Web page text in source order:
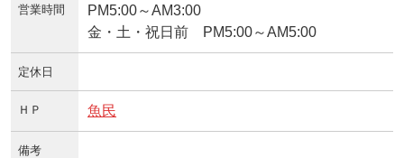
営業時間
PM5:00～AM3:00
金・土・祝日前 PM5:00～AM5:00
定休日
ＨＰ 魚民
備考